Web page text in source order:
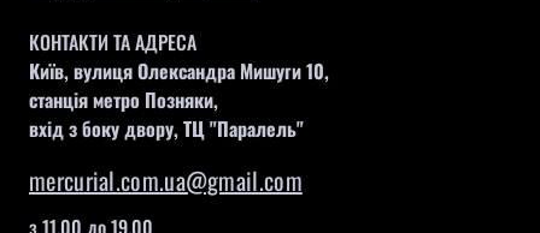
КОНТАКТИ ТА АДРЕСА
Київ, вулиця Олександра Мишуги 10,
станція метро Позняки,
вхід з боку двору, ТЦ "Паралель"
mercurial.com.ua@gmail.com
з 11.00 до 19.00